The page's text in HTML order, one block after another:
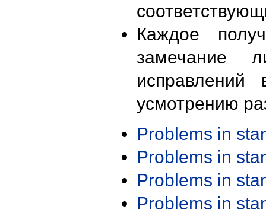
Каждое
замечание
исправлений
усмотрению
Problems in
Problems in
Problems in
Problems in